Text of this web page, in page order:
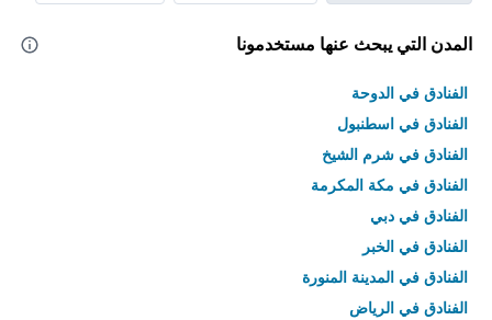
المدن التي يبحث عنها مستخدمونا
الفنادق في الدوحة
الفنادق في اسطنبول
الفنادق في شرم الشيخ
الفنادق في مكة المكرمة
الفنادق في دبي
الفنادق في الخبر
الفنادق في المدينة المنورة
الفنادق في الرياض